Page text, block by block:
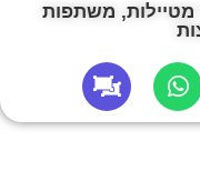
משתפות